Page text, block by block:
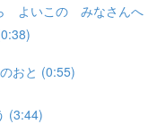
よいこの みなさんへ
おと (0:55)
(3:44)